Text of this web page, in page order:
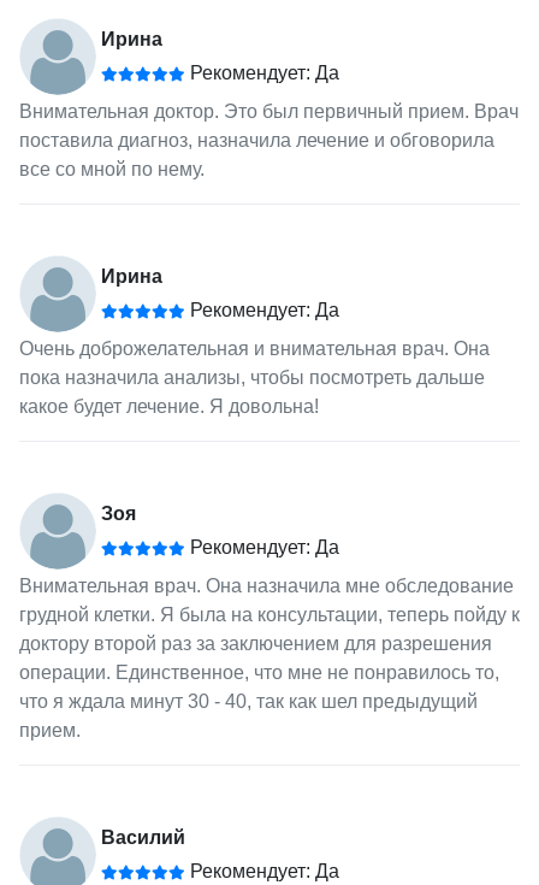
Ирина
Рекомендует: Да
Внимательная доктор. Это был первичный прием. Врач
поставила диагноз, назначила лечение и обговорила
все со мной по нему.
Ирина
Рекомендует: Да
Очень доброжелательная и внимательная врач. Она
пока назначила анализы, чтобы посмотреть дальше
какое будет лечение. Я довольна!
Зоя
Рекомендует: Да
Внимательная врач. Она назначила мне обследование
грудной клетки. Я была на консультации, теперь пойду к
доктору второй раз за заключением для разрешения
операции. Единственное, что мне не понравилось то,
что я ждала минут 30 - 40, так как шел предыдущий
прием.
Василий
Рекомендует: Да